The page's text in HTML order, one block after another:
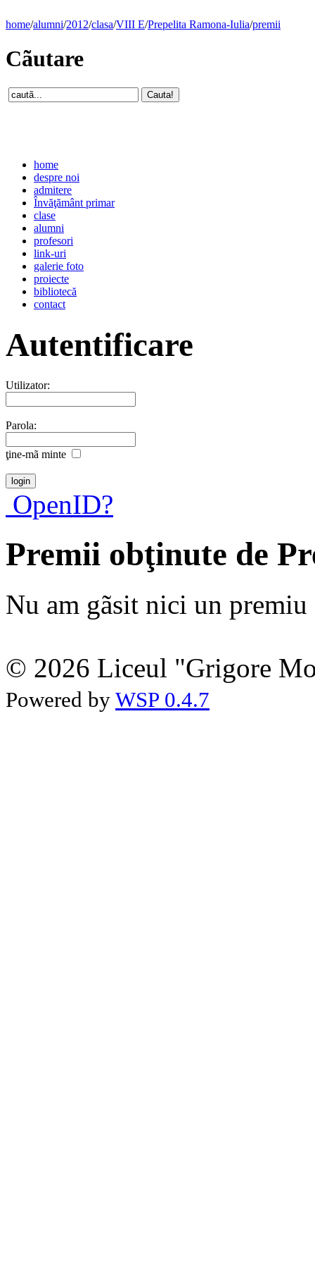
home/alumni/2012/clasa/VIII E/Prepelita Ramona-Iulia/premii
Cãutare
home
despre noi
admitere
Învăţământ primar
clase
alumni
profesori
link-uri
galerie foto
proiecte
bibliotecă
contact
Autentificare
Utilizator:
Parola:
ţine-mã minte
OpenID?
Premii obţinute de
Nu am gãsit nici un premiu
© 2026 Liceul "Grigore
Powered by WSP 0.4.7